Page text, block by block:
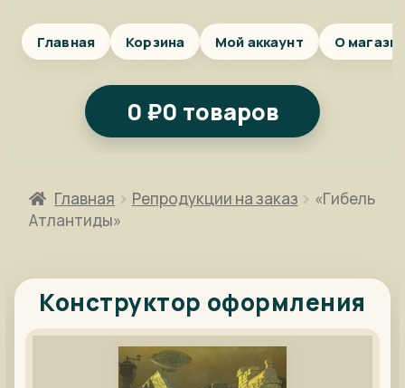
Главная Корзина Мой аккаунт О
0 ₽0 товаров
Главная Репродукции на заказ
«Гибель
Атлантиды»
Конструктор оформления